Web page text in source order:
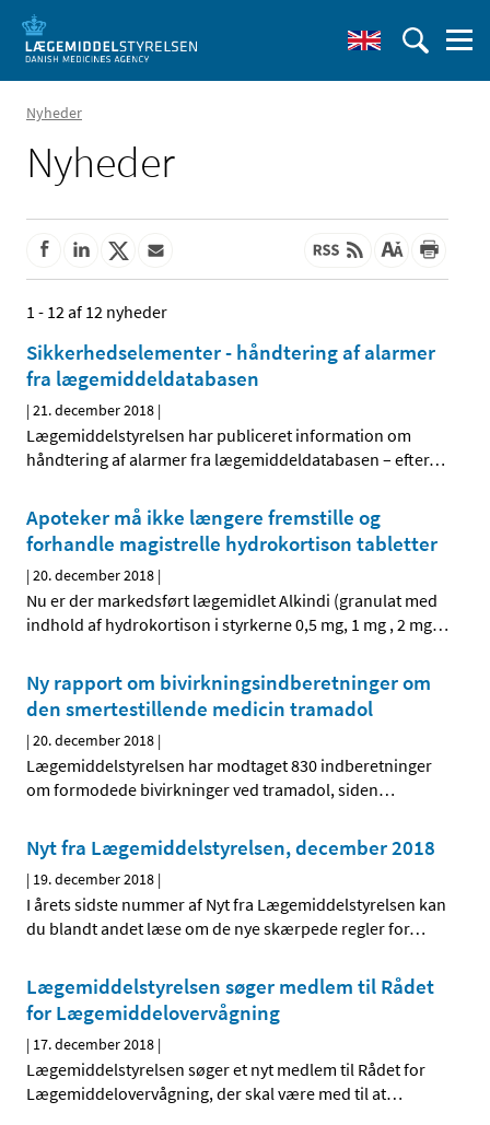
Nyheder
Nyheder
1 - 12 af 12 nyheder
Sikkerhedselementer - håndtering af alarmer
fra lægemiddeldatabasen
|21. december 2018 |
Lægemiddelstyrelsen har publiceret information om
håndtering af alarmer fra lægemiddeldatabasen – efter…
Apoteker må ikke længere fremstille og
forhandle magistrelle hydrokortison tabletter
|20. december 2018 |
Nu er der markedsført lægemidlet Alkindi (granulat med
indhold af hydrokortison i styrkerne 0,5 mg, 1 mg , 2 mg…
Ny rapport om bivirkningsindberetninger om
den smertestillende medicin tramadol
|20. december 2018 |
Lægemiddelstyrelsen har modtaget 830 indberetninger
om formodede bivirkninger ved tramadol, siden…
Nyt fra Lægemiddelstyrelsen, december 2018
| 19. december 2018 |
I årets sidste nummer af Nyt fra Lægemiddelstyrelsen kan
du blandt andet læse om de nye skærpede regler for…
Lægemiddelstyrelsen søger medlem til Rådet
for Lægemiddelovervågning
| 17. december 2018 |
Lægemiddelstyrelsen søger et nyt medlem til Rådet for
Lægemiddelovervågning, der skal være med til at…